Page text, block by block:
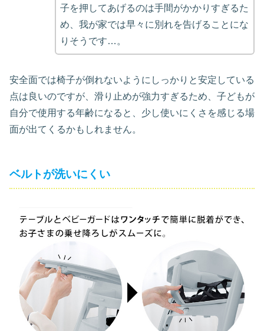
子を押してあげるのは手間がかかりすぎるた
め、我が家では早々に別れを告げることにな
りそうです…。
安全面では椅子が倒れないようにしっかりと安定している
点は良いのですが、滑り止めが強力すぎるため、子どもが
自分で使用する年齢になると、少し使いにくさを感じる場
面が出てくるかもしれません。
ベルトが洗いにくい